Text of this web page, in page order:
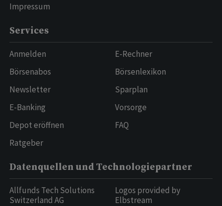
Impressum
Services
Anmelden
Börsenabos
Newsletter
E-Banking
Depot eröffnen
Ratgeber
E-Rechner
Börsenlexikon
Sparplan
Vorsorge
FAQ
Datenquellen und Technologiepartner
Allfunds Tech Solutions
Switzerland AG
Logos provided by
Elbstream